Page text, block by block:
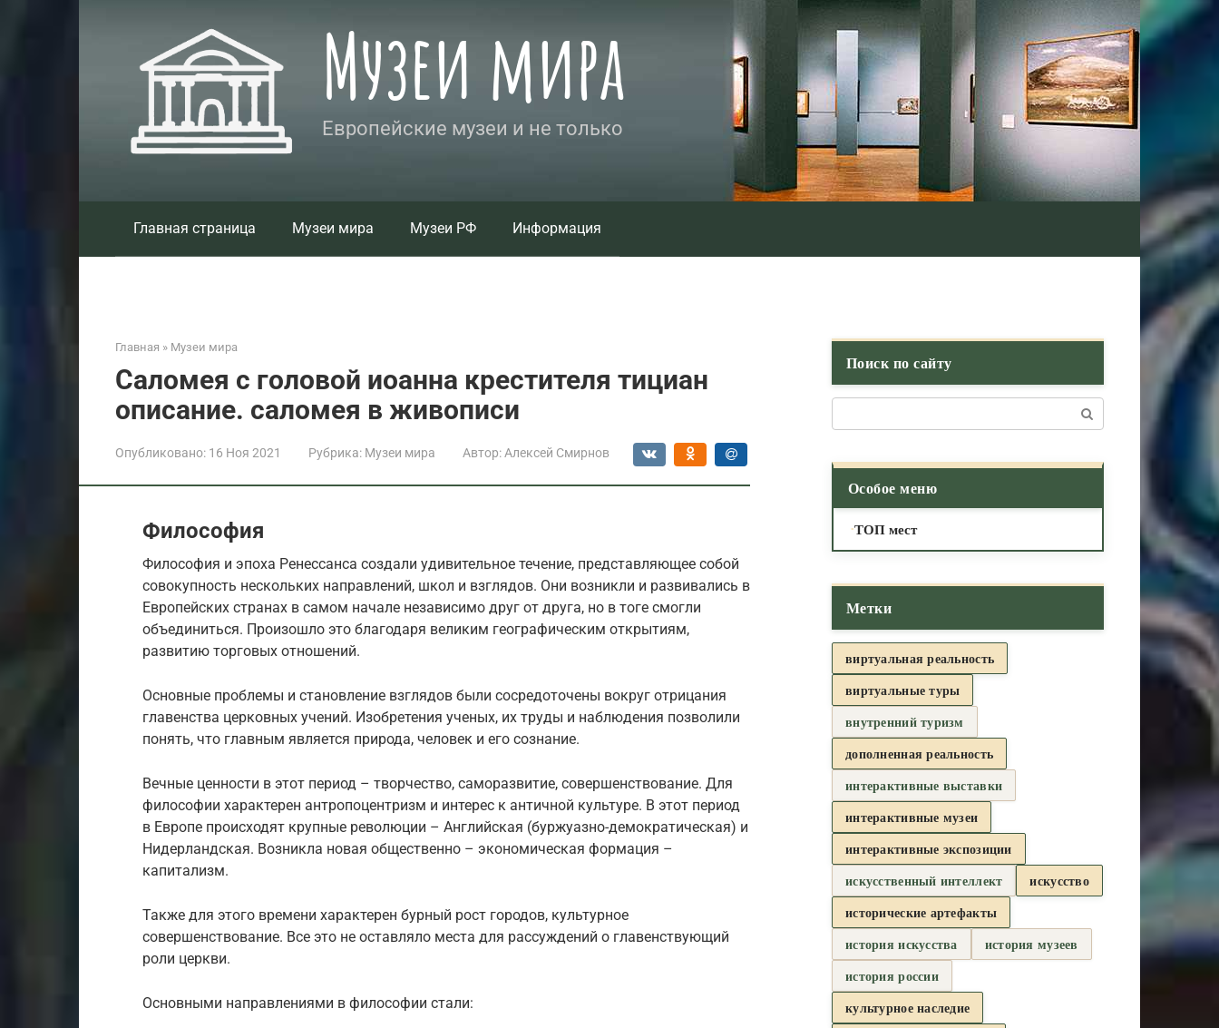
Музеи мира
Европейские музеи и не только
Главная страница Музеи мира Музеи РФ Информация
Главная » Музеи мира
Саломея с головой иоанна крестителя тициан
описание. саломея в живописи
Опубликовано: 16 Ноя 2021 Рубрика: Музеи мира Автор: Алексей Смирнов
Философия
Философия и эпоха Ренессанса создали удивительное течение, представляющее собой
совокупность нескольких направлений, школ и взглядов. Они возникли и развивались в
Европейских странах в самом начале независимо друг от друга, но в тоге смогли
объединиться. Произошло это благодаря великим географическим открытиям,
развитию торговых отношений.
Основные проблемы и становление взглядов были сосредоточены вокруг отрицания
главенства церковных учений. Изобретения ученых, их труды и наблюдения позволили
понять, что главным является природа, человек и его сознание.
Вечные ценности в этот период – творчество, саморазвитие, совершенствование. Для
философии характерен антропоцентризм и интерес к античной культуре. В этот период
в Европе происходят крупные революции – Английская (буржуазно-демократическая) и
Нидерландская. Возникла новая общественно – экономическая формация –
капитализм.
Также для этого времени характерен бурный рост городов, культурное
совершенствование. Все это не оставляло места для рассуждений о главенствующий
роли церкви.
Основными направлениями в философии стали:
Поиск по сайту
Особое меню
ТОП мест
Метки
виртуальная реальность
виртуальные туры
внутренний туризм
дополненная реальность
интерактивные выставки
интерактивные музеи
интерактивные экспозиции
искусственный интеллект
искусство
исторические артефакты
история искусства
история музеев
история россии
культурное наследие